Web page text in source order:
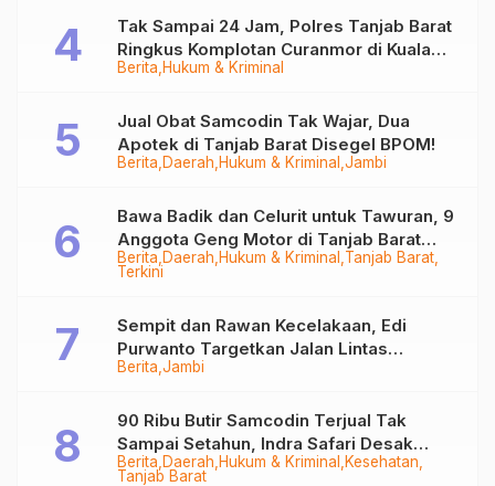
Berita Hukum & Kriminal
Tak Sampai 24 Jam, Polres Tanjab Barat
Ringkus Komplotan Curanmor di Kuala
Tungkal
Berita Daerah Hukum & Kriminal Jambi
Jual Obat Samcodin Tak Wajar, Dua
Apotek di Tanjab Barat Disegel BPOM!
Berita Daerah Hukum & Kriminal Tanjab Barat
Terkini
Bawa Badik dan Celurit untuk Tawuran, 9
Anggota Geng Motor di Tanjab Barat
Diringkus
Berita Jambi
Sempit dan Rawan Kecelakaan, Edi
Purwanto Targetkan Jalan Lintas
Tungkal-Jambi Mulus di 2028
Berita Daerah Hukum & Kriminal
Kesehatan
Tanjab Barat
90 Ribu Butir Samcodin Terjual Tak
Sampai Setahun, Indra Safari Desak
Audit Menyeluruh